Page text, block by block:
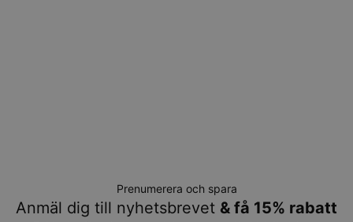
Prenumerera och spara
Anmäl dig till nyhetsbrevet & få 15% rabatt